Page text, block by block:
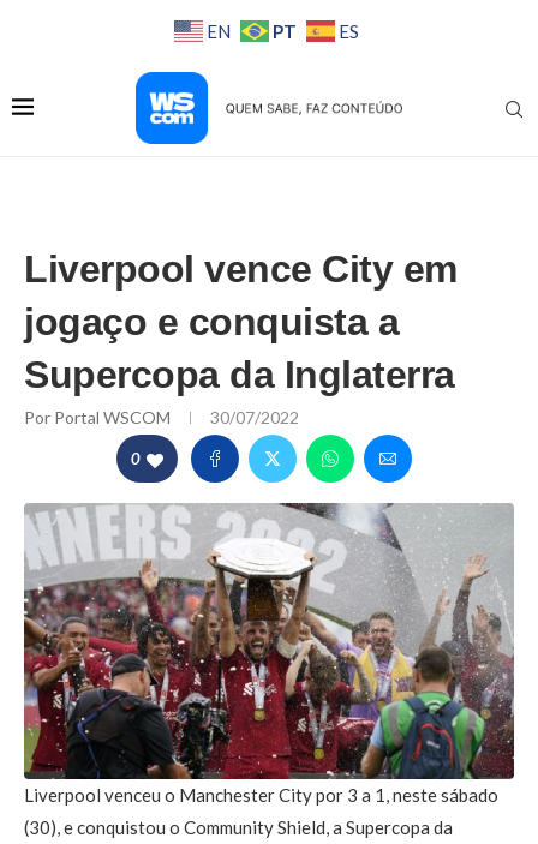
EN PT ES
Liverpool vence City em
jogaço e conquista a
Supercopa da Inglaterra
Por Portal WSCOM 30/07/2022
0
Liverpool venceu o Manchester City por 3 a 1, neste sábado
(30), e conquistou o Community Shield, a Supercopa da